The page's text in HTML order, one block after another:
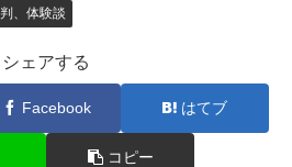
、体験談
シェアする
Facebook はてブ
コピー